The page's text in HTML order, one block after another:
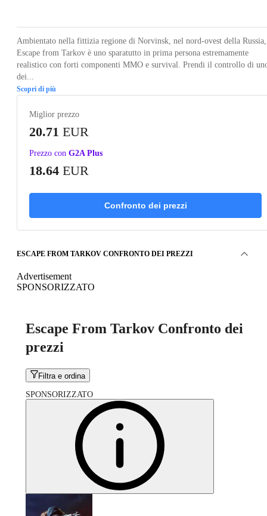
Ambientato nella fittizia regione di Norvinsk, nel nord-ovest della Russia,
Escape from Tarkov è uno sparatutto in prima persona estremamente
realistico con forti componenti MMO e survival. Prendi il controllo di
dei...
Scopri di più
Miglior prezzo
20.71 EUR
Prezzo con G2A Plus
18.64 EUR
Confronto dei prezzi
ESCAPE FROM TARKOV CONFRONTO DEI PREZZI
Advertisement
SPONSORIZZATO
Escape From Tarkov Confronto dei
prezzi
Filtra e ordina
SPONSORIZZATO